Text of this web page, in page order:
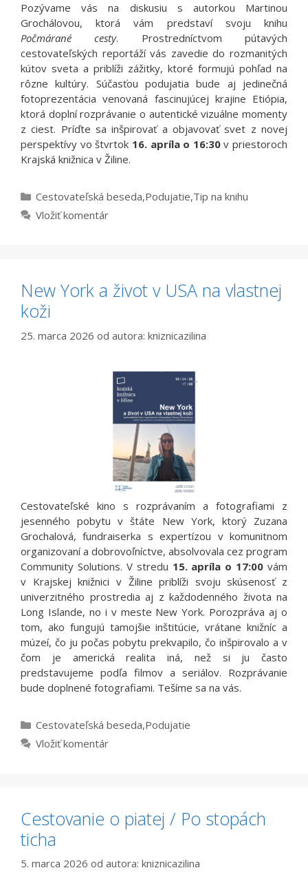
Pozývame vás na diskusiu s autorkou Martinou
Grochálovou, ktorá vám predstaví svoju knihu
Počmárané cesty. Prostredníctvom pútavých
cestovateľských reportáží vás zavedie do rozmanitých
kútov sveta a priblíži zážitky, ktoré formujú pohľad na
rôzne kultúry. Súčasťou podujatia bude aj jedinečná
fotoprezentácia venovaná fascinujúcej krajine Etiópia,
ktorá doplní rozprávanie o autentické vizuálne momenty
z ciest. Príďte sa inšpirovať a objavovať svet z novej
perspektívy vo štvrtok 16. apríla o 16:30v priestoroch
Krajská knižnica v Žiline.
Kategórie
Cestovateľská beseda,Podujatie,Tip na knihu
Vložiť komentár
New York a život v USA na vlastnej
koži
25. marca 2026 od autora: kniznicazilina
Cestovateľské kino s rozprávaním a fotografiami z
jesenného pobytu v štáte New York, ktorý Zuzana
Grochalová, fundraiserka s expertízou v komunitnom
organizovaní a dobrovoľníctve, absolvovala cez program
Community Solutions. V stredu 15. apríla o 17:00 vám
v Krajskej knižnici v Žiline priblíži svoju skúsenosť z
univerzitného prostredia aj z každodenného života na
Long Islande, no i v meste New York. Porozpráva aj o
tom, ako fungujú tamojšie inštitúcie, vrátane knižníc a
múzeí, čo ju počas pobytu prekvapilo, čo inšpirovalo a v
čom je americká realita iná, než si ju často
predstavujeme podľa filmov a seriálov. Rozprávanie
bude doplnené fotografiami. Tešíme sa na vás.
Kategórie
Cestovateľská beseda,Podujatie
Vložiť komentár
Cestovanie o piatej / Po stopách
ticha
5. marca 2026 od autora: kniznicazilina